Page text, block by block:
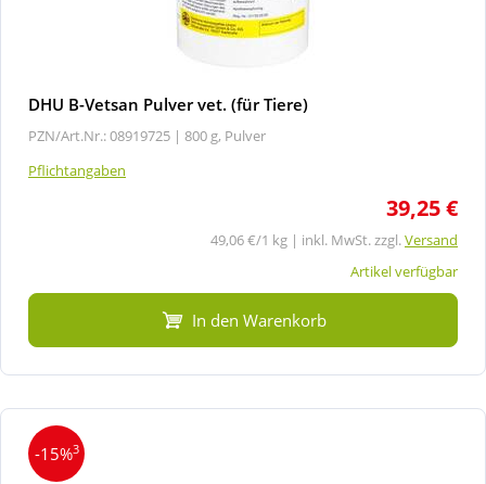
DHU B-Vetsan Pulver vet. (für Tiere)
PZN/Art.Nr.: 08919725 | 800 g, Pulver
Pflichtangaben
39,25 €
49,06 €/1 kg | inkl. MwSt. zzgl.Versand
Artikel verfügbar
In den Warenkorb
-15%3